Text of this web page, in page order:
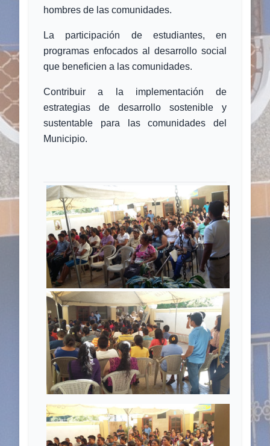
hombres de las comunidades.
La participación de estudiantes, en
programas enfocados al desarrollo social
que beneficien a las comunidades.
Contribuir a la implementación de
estrategias de desarrollo sostenible y
sustentable para las comunidades del
Municipio.